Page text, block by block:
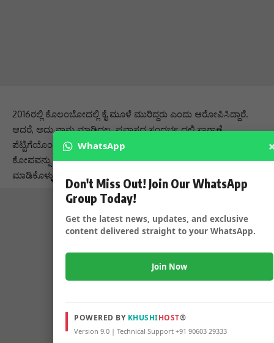
2016ರಲ್ಲಿ ಕೊಲಂಬೋದಲ್ಲಿ ಕೈ ಮೂಳೆ ಮುರಿದ್ದರು ಎಂದು ಆರೋಪಿಸಿದ್ದಾರೆ.
ಆದರೆ, ಅದು ನಾನು ಮಾಡಿದ್ದಲ್ಲ. ಪ್ರವಾಸದ ಸಂದರ್ಭ ದಲ್ಲಿ ಸಾಗಾಣೆ
ಪೆಟ್ಟಿಗೆಯೊಂದು ತಗುಲಿ ಕೈ ಮೂಳೆ ಮುರಿದಿತ್ತು. ಆಕೆ ಯಾವಾಗಲೂ ತನ್ನ
ಕೋಪವನ್ನು ಮನೆಗಳಲ್ಲಿನ ವಸ್ತುಗಳ ಮೇಲೆ ಬಿಡುತ್ತಿದ್ದಳು. ಈ ವೇಳೆ ಗಾಯ
ಮಾಡಿಕೊಳ್ಳುತ್ತಿದ್ದಳು.
WhatsApp
Don't Miss Out! Join Our WhatsApp
Group Today!
Get the latest news, updates, and exclusive
content delivered straight to your WhatsApp.
Join Now
POWERED BY KHUSHIHOST®
Version 9.0 | Technical Support +91 90603 29333